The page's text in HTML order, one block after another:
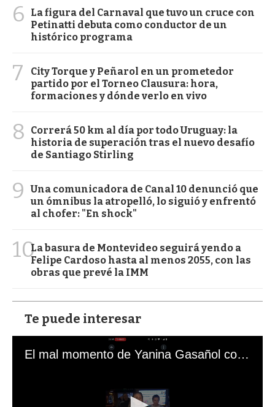
6
La figura del Carnaval que tuvo un cruce con
Petinatti debuta como conductor de un
histórico programa
7
City Torque y Peñarol en un prometedor
partido por el Torneo Clausura: hora,
formaciones y dónde verlo en vivo
8
Correrá 50 km al día por todo Uruguay: la
historia de superación tras el nuevo desafío
de Santiago Stirling
9
Una comunicadora de Canal 10 denunció que
un ómnibus la atropelló, lo siguió y enfrentó
al chofer: "En shock"
10La basura de Montevideo seguirá yendo a
Felipe Cardoso hasta al menos 2055, con las
obras que prevé la IMM
Te puede interesar
El mal momento de Yanina Gasañol con un hincha argentino en "Subrayado"